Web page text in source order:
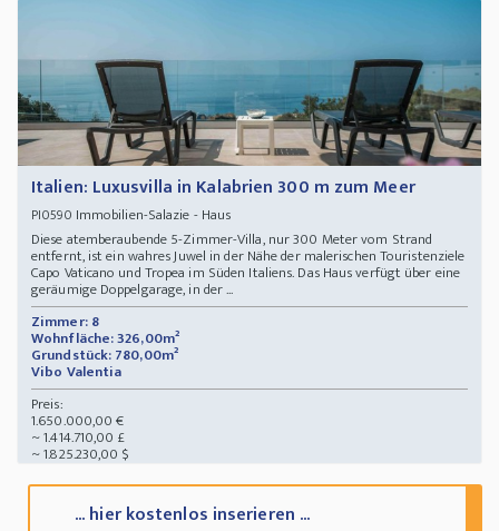
Italien: Luxusvilla in Kalabrien 300 m zum Meer
PI0590 Immobilien-Salazie - Haus
Diese atemberaubende 5-Zimmer-Villa, nur 300 Meter vom Strand
entfernt, ist ein wahres Juwel in der Nähe der malerischen Touristenziele
Capo Vaticano und Tropea im Süden Italiens. Das Haus verfügt über eine
geräumige Doppelgarage, in der ...
Zimmer: 8
Wohnfläche: 326,00m²
Grundstück: 780,00m²
Vibo Valentia
Preis:
1.650.000,00 €
~ 1.414.710,00 £
~ 1.825.230,00 $
... hier kostenlos inserieren ...